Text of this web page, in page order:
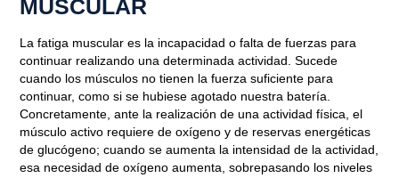
MUSCULAR
La fatiga muscular es la incapacidad o falta de fuerzas para
continuar realizando una determinada actividad. Sucede
cuando los músculos no tienen la fuerza suficiente para
continuar, como si se hubiese agotado nuestra batería.
Concretamente, ante la realización de una actividad física, el
músculo activo requiere de oxígeno y de reservas energéticas
de glucógeno; cuando se aumenta la intensidad de la actividad,
esa necesidad de oxígeno aumenta, sobrepasando los niveles